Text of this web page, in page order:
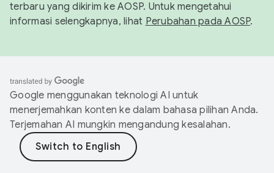
terbaru yang dikirim ke AOSP. Untuk mengetahui
informasi selengkapnya, lihat Perubahan pada AOSP.
Google menggunakan teknologi AI untuk
menerjemahkan konten ke dalam bahasa pilihan Anda.
Terjemahan AI mungkin mengandung kesalahan.